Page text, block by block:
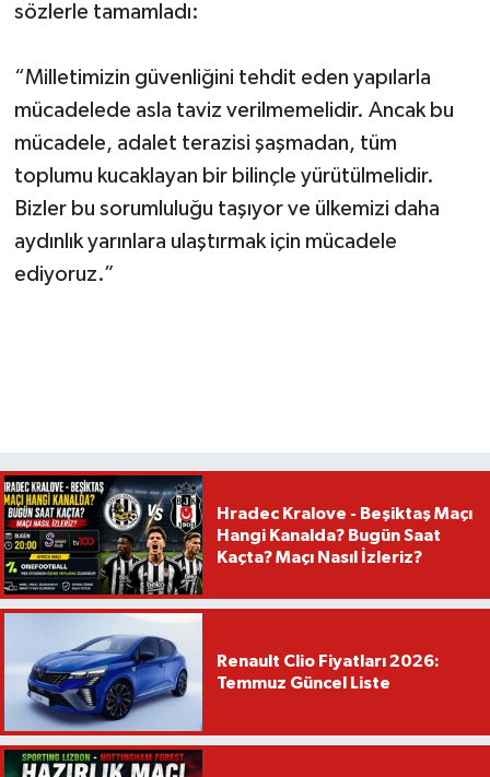
sözlerle tamamladı:
“Milletimizin güvenliğini tehdit eden yapılarla
mücadelede asla taviz verilmemelidir. Ancak bu
mücadele, adalet terazisi şaşmadan, tüm
toplumu kucaklayan bir bilinçle yürütülmelidir.
Bizler bu sorumluluğu taşıyor ve ülkemizi daha
aydınlık yarınlara ulaştırmak için mücadele
ediyoruz.”
Hradec Kralove - Beşiktaş Maçı
Hangi Kanalda? Bugün Saat
Kaçta? Maçı Nasıl İzleriz?
Renault Clio Fiyatları 2026:
Temmuz Güncel Liste